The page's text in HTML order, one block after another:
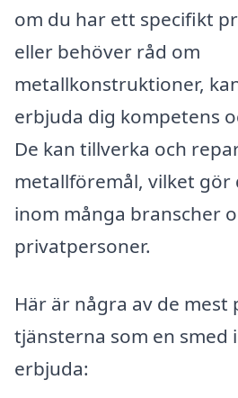
om du har ett specifikt
eller behöver råd om
metallkonstruktioner,
erbjuda dig kompetens
De kan tillverka och
metallföremål, vilket gör
inom många branscher
privatpersoner.
Här är några av de mest
tjänsterna som en smed
erbjuda: